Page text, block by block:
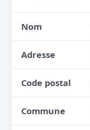
Nom
Adresse
Code postal
Commune